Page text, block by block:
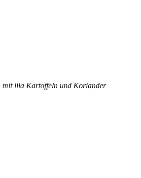
mit lila Kartoffeln und Koriander